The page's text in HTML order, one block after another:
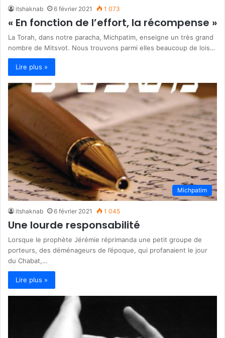
itshaknab 6 février 2021 1 073
« En fonction de l’effort, la récompense »
La Torah, dans notre paracha, Michpatim, enseigne un très grand
nombre de Mitsvot. Nous trouvons parmi elles beaucoup de lois…
Lire plus »
Michpatim
itshaknab 6 février 2021 1 045
Une lourde responsabilité
Lorsque le prophète Jérémie réprimanda une petit groupe de
porteurs, des déménageurs de l’époque, qui profanaient le jour
du Chabat,…
Lire plus »